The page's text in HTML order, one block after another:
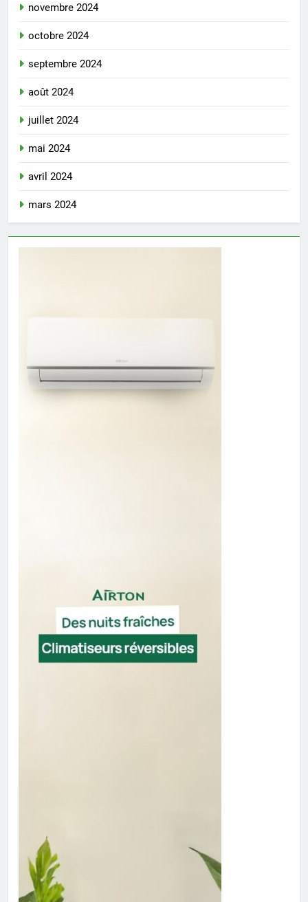
novembre 2024
octobre 2024
septembre 2024
août 2024
juillet 2024
mai 2024
avril 2024
mars 2024